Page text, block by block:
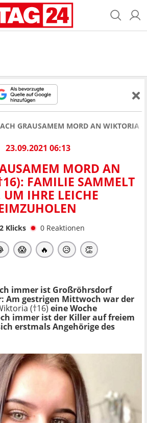
GRAUSAMEM MORD AN WIKTORIA
23.09.2021 06:13
MORD AN
FAMILIE SAMMELT
UM IHRE LEICHE
Klicks 0 Reaktionen
😱 🔥 😥 👏
immer ist Großröhrsdorf
Am gestrigen Mittwoch war der
(†16) eine Woche
immer ist der Killer auf freiem
erstmals Angehörige des